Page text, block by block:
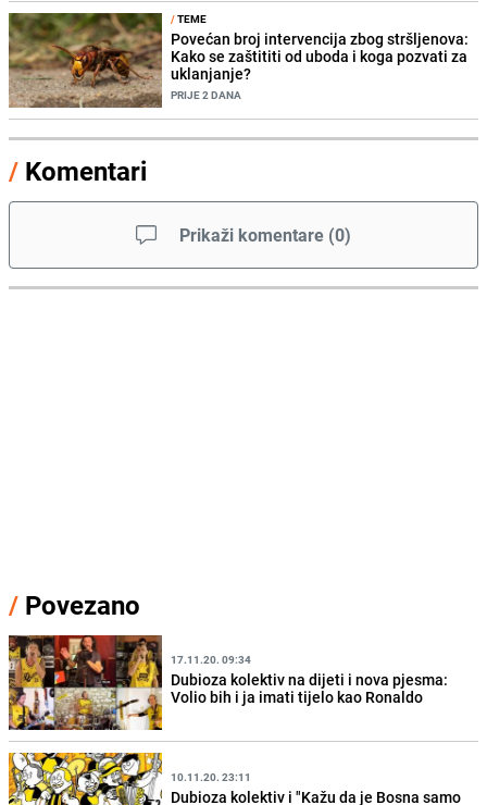
/TEME
Povećan broj intervencija zbog stršljenova:
Kako se zaštititi od uboda i koga pozvati za
uklanjanje?
PRIJE 2 DANA
/ Komentari
Prikaži komentare (0)
/ Povezano
17.11.20. 09:34
Dubioza kolektiv na dijeti i nova pjesma:
Volio bih i ja imati tijelo kao Ronaldo
10.11.20. 23:11
Dubioza kolektiv i "Kažu da je Bosna samo